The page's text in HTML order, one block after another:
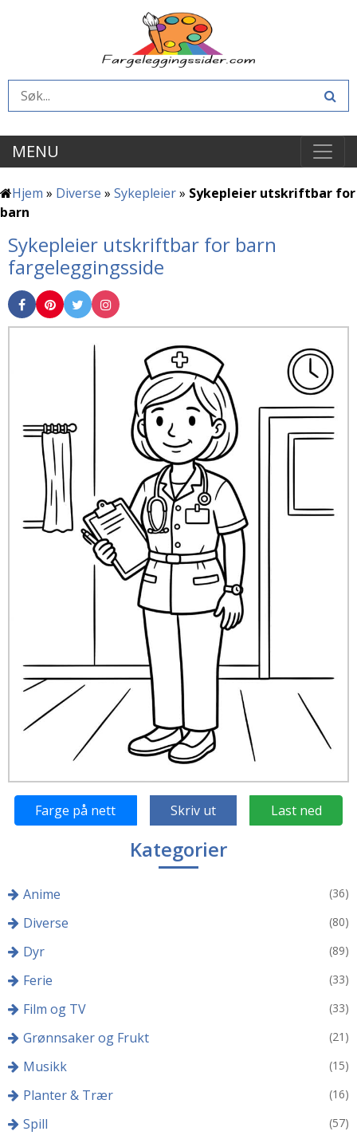
MENU
Hjem » Diverse » Sykepleier» Sykepleier utskriftbar for
barn
Sykepleier utskriftbar for barn
fargeleggingsside
Farge på nett Skriv ut Last ned
Kategorier
Anime (36)
Diverse (80)
Dyr (89)
Ferie (33)
Film og TV (33)
Grønnsaker og Frukt (21)
Musikk (15)
Planter & Trær (16)
Spill (57)